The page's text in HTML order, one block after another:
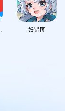
战士 妖错图